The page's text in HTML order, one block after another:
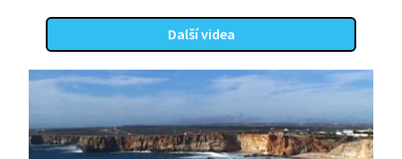
Další videa